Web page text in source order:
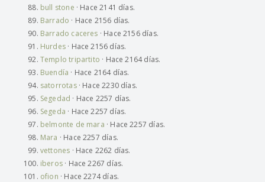
bull stone · Hace 2141 días.
Barrado · Hace 2156 días.
Barrado caceres · Hace 2156 días.
Hurdes · Hace 2156 días.
Templo tripartito · Hace 2164 días.
Buendía · Hace 2164 días.
satorrotas· Hace 2230 días.
Segedad · Hace 2257 días.
Segeda · Hace 2257 días.
belmonte de mara · Hace 2257 días.
Mara · Hace 2257 días.
vettones · Hace 2262 días.
iberos · Hace 2267 días.
ofion · Hace 2274 días.